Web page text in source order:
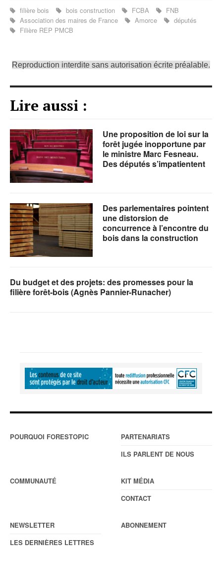
filière bois bois construction FCBA
FNB
Association des maires de France
Amorce
députés
Filière REP PMCB
Reproduction interdite sans autorisation écrite préalable.
Lire aussi :
Une proposition de loi sur la
forêt jugée inopportune par
le ministre Marc Fesneau.
Des députés s’impatientent
Des parlementaires pointent
une distorsion de
concurrence à l’encontre du
bois dans la construction
Du budget et des projets: des promesses pour la
filière forêt-bois (Agnès Pannier-Runacher)
POURQUOI FORESTOPIC
PARTENARIATS
ILS PARLENT DE NOUS
COMMUNAUTÉ
KIT MÉDIA
CONTACT
NEWSLETTER
LES DERNIÈRES LETTRES
ABONNEMENT